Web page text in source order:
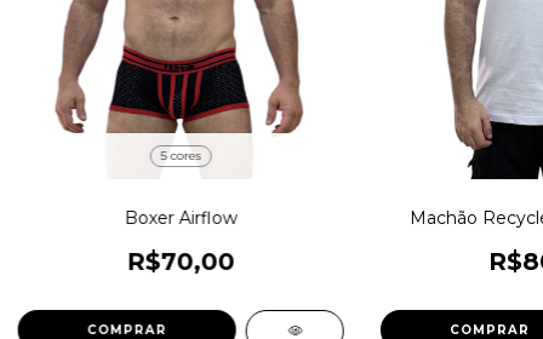
5 cores
Boxer Airflow
R$70,00
COMPRAR
Machão
COMPRAR